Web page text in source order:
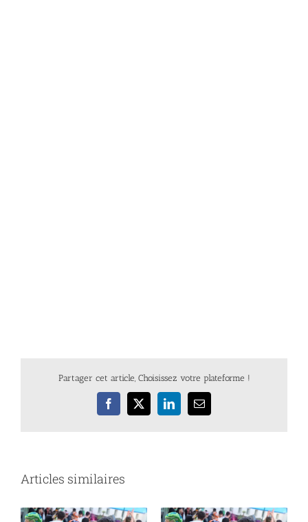
Partager cet article, Choisissez votre plateforme !
Facebook
X LinkedInEmail
Articles similaires